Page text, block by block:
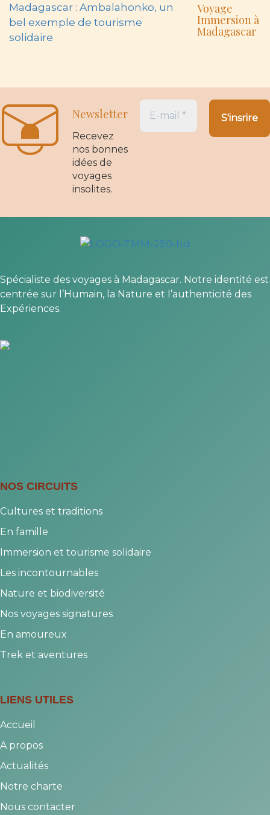
Voyage
Immersion à
Madagascar
Newsletter
Recevez
nos bonnes
idées de
voyages
insolites.
Spécialiste des voyages à Madagascar. Notre identité est
centrée sur l’Humain, la Nature et l’authenticité des
Expériences.
NOS CIRCUITS
Cultures et traditions
En famille
Immersion et tourisme solidaire
Les incontournables
Nature et biodiversité
Nos voyages signatures
En amoureux
Trek et aventures
LIENS UTILES
Accueil
A propos
Actualités
Notre charte
Nous contacter